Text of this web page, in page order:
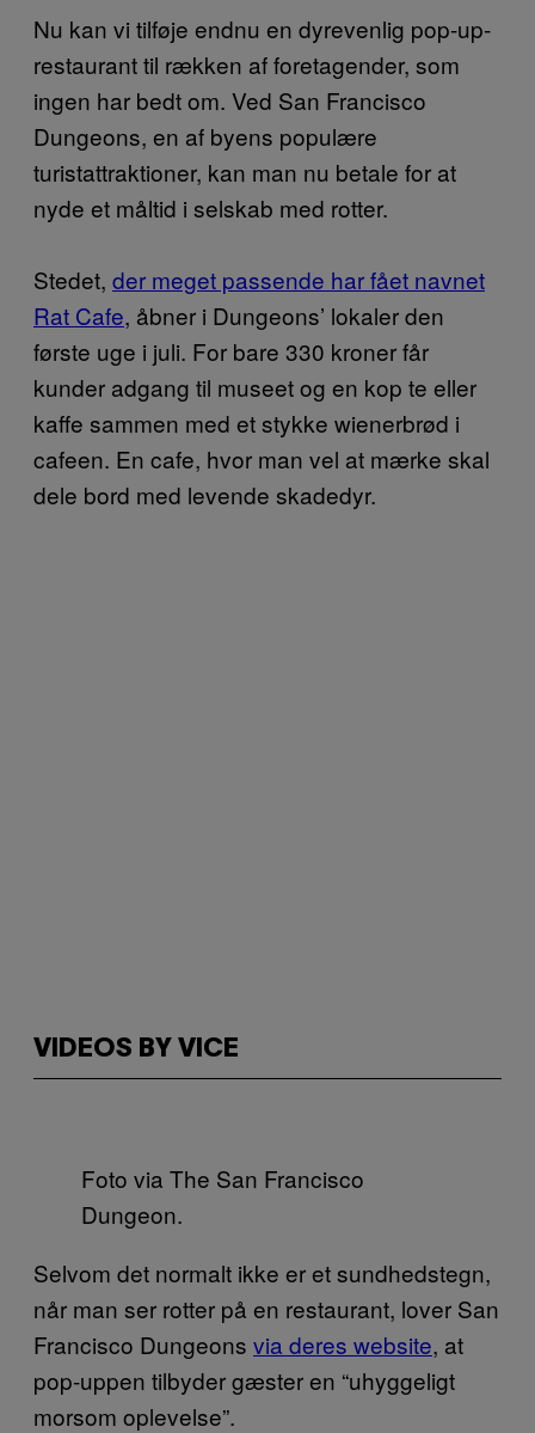
Nu kan vi tilføje endnu en dyrevenlig pop-up-
restaurant til rækken af foretagender, som
ingen har bedt om. Ved San Francisco
Dungeons, en af byens populære
turistattraktioner, kan man nu betale for at
nyde et måltid i selskab med rotter.
Stedet, der meget passende har fået navnet
Rat Cafe, åbner i Dungeons’ lokaler den
første uge i juli. For bare 330 kroner får
kunder adgang til museet og en kop te eller
kaffe sammen med et stykke wienerbrød i
cafeen. En cafe, hvor man vel at mærke skal
dele bord med levende skadedyr.
VIDEOS BY VICE
Foto via The San Francisco
Dungeon.
Selvom det normalt ikke er et sundhedstegn,
når man ser rotter på en restaurant, lover San
Francisco Dungeons via deres website, at
pop-uppen tilbyder gæster en “uhyggeligt
morsom oplevelse”.